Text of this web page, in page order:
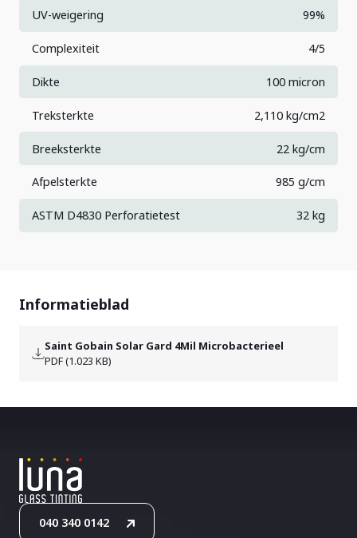
UV-weigering 99%
Complexiteit 4/5
Dikte 100 micron
Treksterkte 2,110 kg/cm2
Breeksterkte 22 kg/cm
Afpelsterkte 985 g/cm
ASTM D4830 Perforatietest 32 kg
Informatieblad
Saint Gobain Solar Gard 4Mil Microbacterieel
PDF (1.023 KB)
040 340 0142